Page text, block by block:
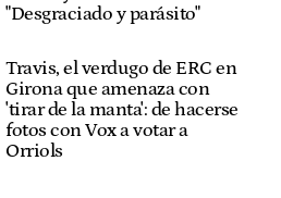
"Desgraciado y parásito"
Travis, el verdugo de ERC en
Girona que amenaza con
'tirar de la manta': de hacerse
fotos con Vox a votar a
Orriols